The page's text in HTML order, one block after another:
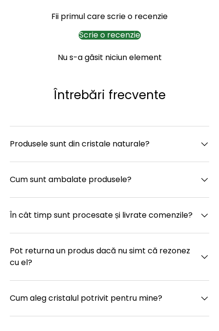
Fii primul care scrie o recenzie
Scrie o recenzie
Nu s-a găsit niciun element
Întrebări frecvente
Produsele sunt din cristale naturale?
Cum sunt ambalate produsele?
În cât timp sunt procesate și livrate comenzile?
Pot returna un produs dacă nu simt că rezonez
cu el?
Cum aleg cristalul potrivit pentru mine?